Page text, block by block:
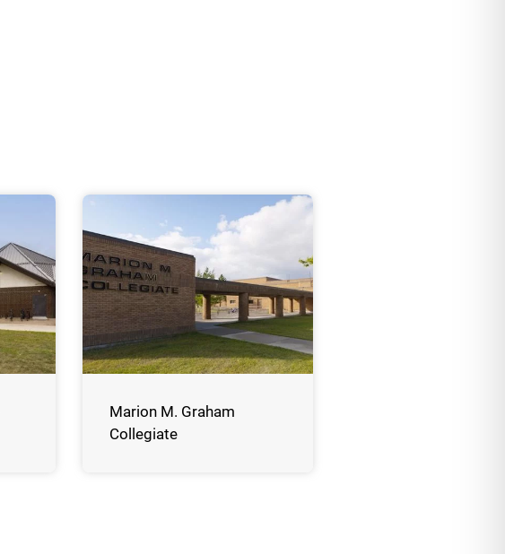
Marion M. Graham
Collegiate